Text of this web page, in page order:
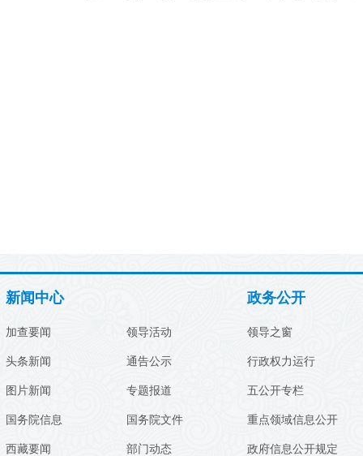
新闻中心
加查要闻
头条新闻
图片新闻
国务院信息
西藏要闻
领导活动
通告公示
专题报道
国务院文件
部门动态
政务公开
领导之窗
行政权力运行
五公开专栏
重点领域信息公开
政府信息公开规定